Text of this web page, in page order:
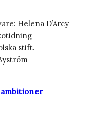
Helena D’Arcy
stift.